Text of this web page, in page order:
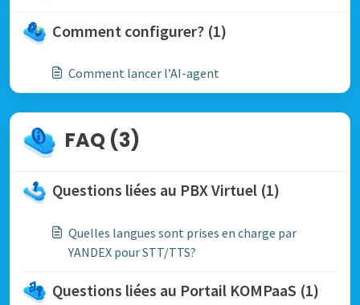
Comment configurer? (1)
Comment lancer l’AI-agent
FAQ (3)
Questions liées au PBX Virtuel (1)
Quelles langues sont prises en charge par
YANDEX pour STT/TTS?
Questions liées au Portail KOMPaaS (1)